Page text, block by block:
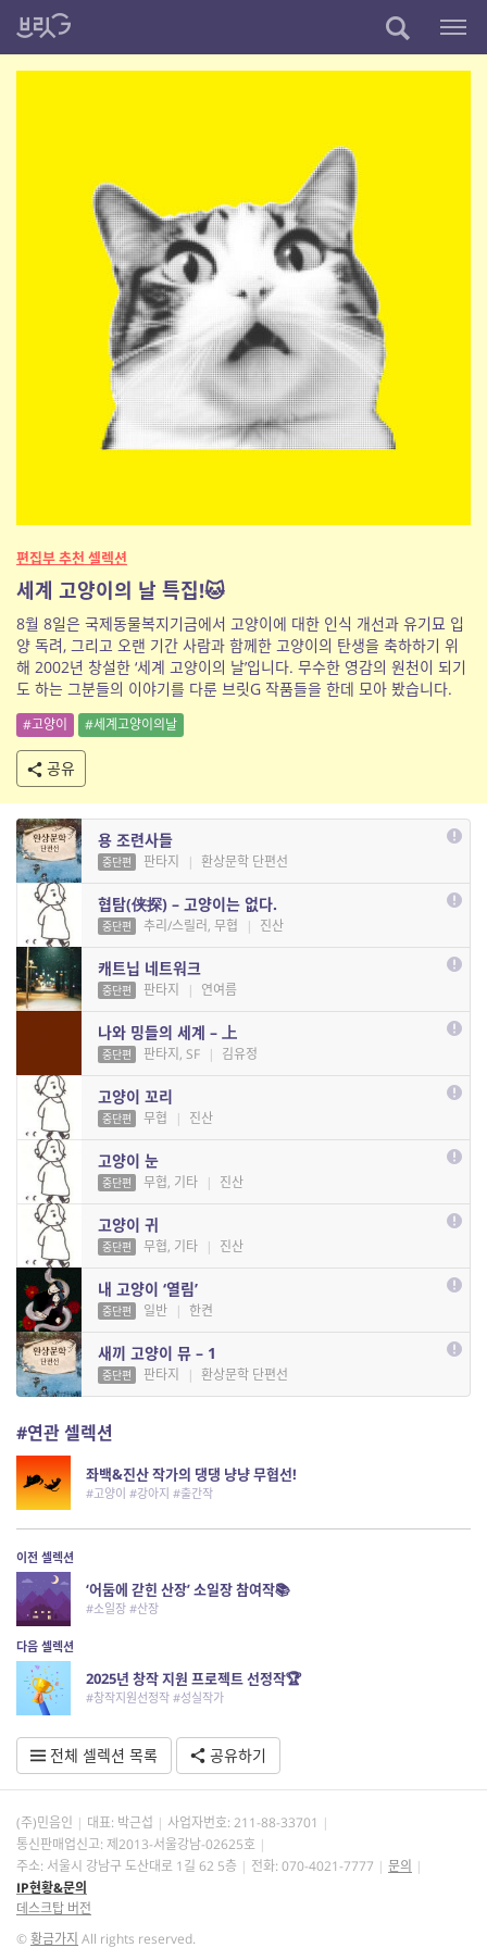
편집부 추천 셀렉션
세계 고양이의 날 특집!🐱
8월 8일은 국제동물복지기금에서 고양이에 대한 인식 개선과 유기묘 입
양 독려, 그리고 오랜 기간 사람과 함께한 고양이의 탄생을 축하하기 위
해 2002년 창설한 ‘세계 고양이의 날’입니다. 무수한 영감의 원천이 되기
도 하는 그분들의 이야기를 다룬 브릿G 작품들을 한데 모아 봤습니다.
#고양이 #세계고양이의날
공유
용 조련사들
중단편 판타지 | 환상문학 단편선
협탐(侠探) – 고양이는 없다.
중단편 추리/스릴러, 무협 | 진산
캐트닙 네트워크
중단편 판타지 | 연여름
나와 밍들의 세계 – 上
중단편 판타지, SF | 김유정
고양이 꼬리
중단편 무협 | 진산
고양이 눈
중단편 무협, 기타 | 진산
고양이 귀
중단편 무협, 기타 | 진산
내 고양이 ‘열림’
중단편 일반 | 한켠
새끼 고양이 뮤 – 1
중단편 판타지 | 환상문학 단편선
#연관 셀렉션
좌백&진산 작가의 댕댕 냥냥 무협선!
#고양이 #강아지 #출간작
이전 셀렉션
‘어둠에 갇힌 산장’ 소일장 참여작📚
#소일장 #산장
다음 셀렉션
2025년 창작 지원 프로젝트 선정작🏆
#창작지원선정작 #성실작가
전체 셀렉션 목록 공유하기
(주)민음인 대표: 박근섭 사업자번호: 211-88-33701
통신판매업신고: 제2013-서울강남-02625호
주소: 서울시 강남구 도산대로 1길 62 5층
전화: 070-4021-7777
문의
IP현황&문의
데스크탑 버전
©황금가지 All rights reserved.